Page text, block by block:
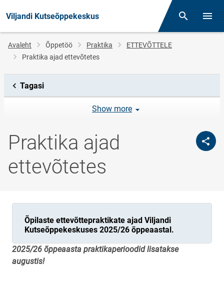
Viljandi Kutseõppekeskus Otsing
Jälglink
Avaleht Õppetöö Praktika
ETTEVÕTTELE
Praktika ajad ettevõtetes
Praktika ajad
ettevõtetes
Tagasi
Show more
Õpilaste ettevõttepraktikate ajad Viljandi
Kutseõppekeskuses 2025/26 õppeaastal.
2025/26 õppeaasta praktikaperioodid lisatakse
augustis!